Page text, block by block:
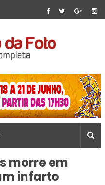
morre em
infarto